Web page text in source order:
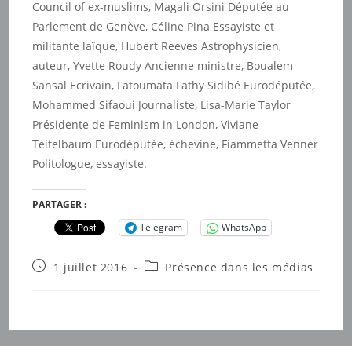
Council of ex-muslims, Magali Orsini Députée au
Parlement de Genève, Céline Pina Essayiste et
militante laïque, Hubert Reeves Astrophysicien,
auteur, Yvette Roudy Ancienne ministre, Boualem
Sansal Ecrivain, Fatoumata Fathy Sidibé Eurodéputée,
Mohammed Sifaoui Journaliste, Lisa-Marie Taylor
Présidente de Feminism in London, Viviane
Teitelbaum Eurodéputée, échevine, Fiammetta Venner
Politologue, essayiste.
PARTAGER :
Telegram
WhatsApp
Publication
1 juillet 2016
PostPrésence dans les médias